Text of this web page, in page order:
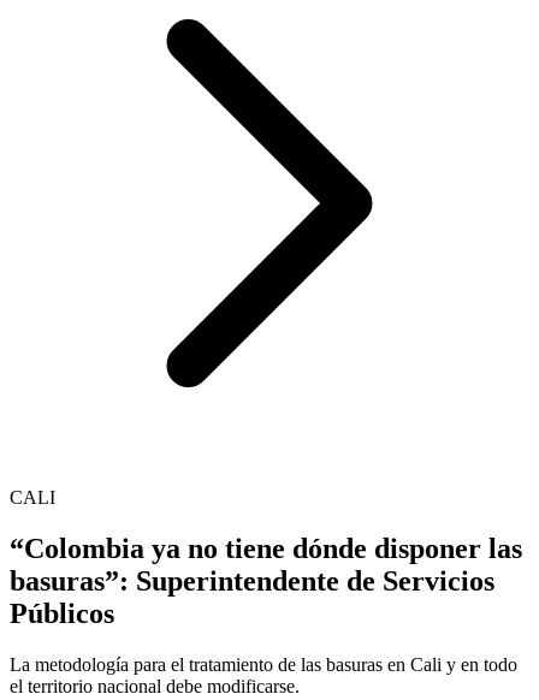
CALI
“Colombia ya no tiene dónde disponer las
basuras”: Superintendente de Servicios
Públicos
La metodología para el tratamiento de las basuras en Cali y en todo
el territorio nacional debe modificarse.